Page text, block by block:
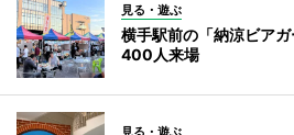
見る・遊ぶ
横手駅前の「納涼ビア
400人来場
見る・遊ぶ